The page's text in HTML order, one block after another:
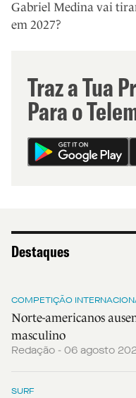
Gabriel Medina vai
em 2027?
Traz a Tua
Para o
Destaques
COMPETIÇÃO
Norte-americanos
masculino
Redação - 06 agosto
SURF